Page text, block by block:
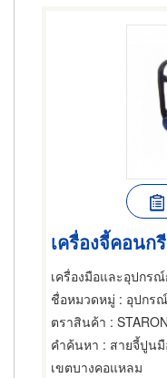
เครื่องจี้คอนก
เครื่องมือและอุปกร
ชื่อหมวดหมู่ : อุปกรณ์และ
ตราสินค้า : STARON
คำค้นหา : สายจี้ปูน
เขตบางคอแหลม